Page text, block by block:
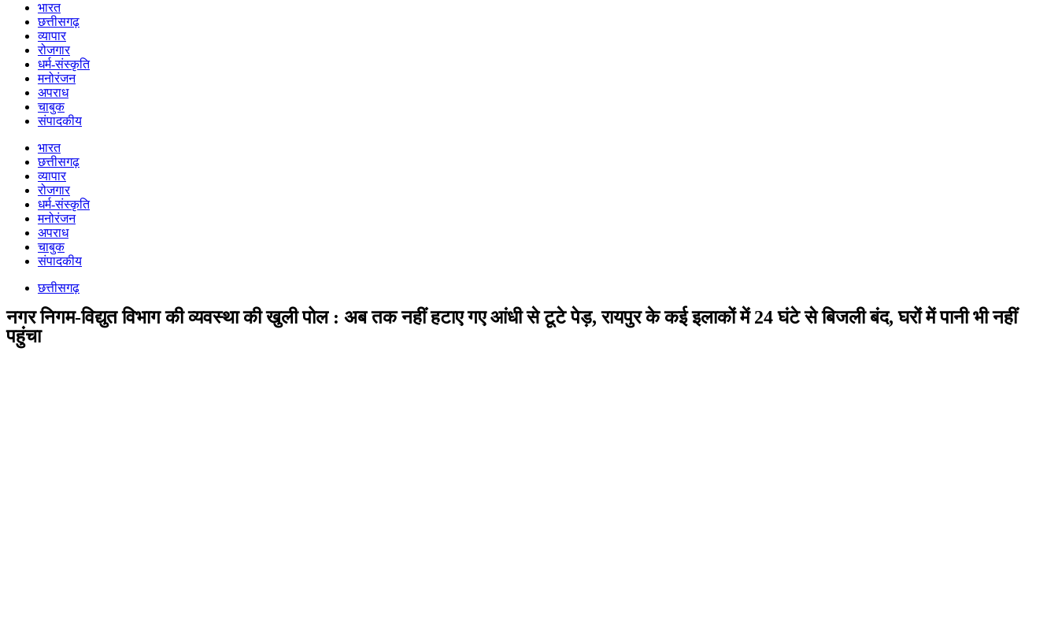
भारत
छत्तीसगढ़
व्यापार
रोजगार
धर्म-संस्कृति
मनोरंजन
अपराध
चाबुक
संपादकीय
भारत
छत्तीसगढ़
व्यापार
रोजगार
धर्म-संस्कृति
मनोरंजन
अपराध
चाबुक
संपादकीय
छत्तीसगढ़
नगर निगम-विद्युत विभाग की व्यवस्था की खुली पोल : अब तक नहीं हटाए गए आंधी से टूटे पेड़, रायपुर के कई इलाकों में 24 घंटे से बिजली बंद, घरों में पानी भी नहीं
पहुंचा